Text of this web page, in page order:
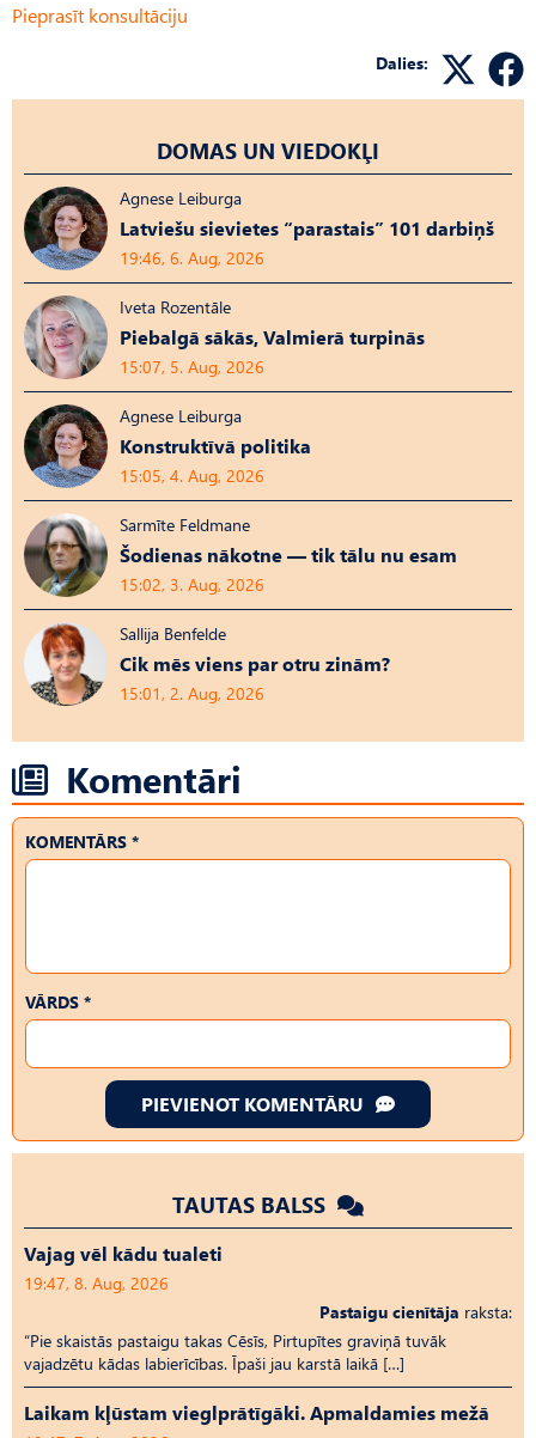
Pieprasīt konsultāciju
Dalies:
DOMAS UN VIEDOKĻI
Agnese Leiburga
Latviešu sievietes “parastais” 101 darbiņš
19:46, 6. Aug, 2026
Iveta Rozentāle
Piebalgā sākās, Valmierā turpinās
15:07, 5. Aug, 2026
Agnese Leiburga
Konstruktīvā politika
15:05, 4. Aug, 2026
Sarmīte Feldmane
Šodienas nākotne — tik tālu nu esam
15:02, 3. Aug, 2026
Sallija Benfelde
Cik mēs viens par otru zinām?
15:01, 2. Aug, 2026
Komentāri
KOMENTĀRS *
VĀRDS *
PIEVIENOT KOMENTĀRU
TAUTAS BALSS
Vajag vēl kādu tualeti
19:47, 8. Aug, 2026
Pastaigu cienītāja raksta:
“Pie skaistās pastaigu takas Cēsīs, Pirtupītes graviņā tuvāk
vajadzētu kādas labierīcības. Īpaši jau karstā laikā […]
Laikam kļūstam vieglprātīgāki. Apmaldamies mežā